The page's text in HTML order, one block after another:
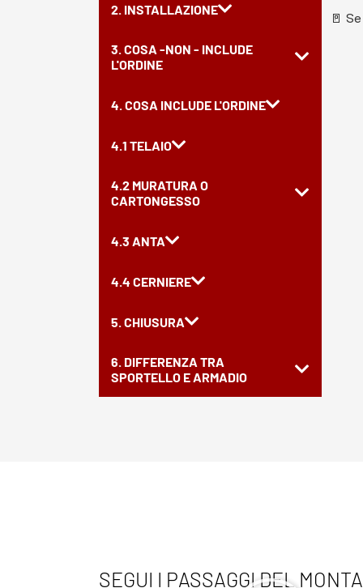
2. INSTALLAZIONE
3. COSA -NON - INCLUDE
L'ORDINE
4. COSA INCLUDE L'ORDINE
4.1 TELAIO
4.2 MURATURA O
CARTONGESSO
4.3 ANTA
4.4 CERNIERE
5. CHIUSURA
6. DIFFERENZA TRA
SPORTELLO E ARMADIO
🚪
SEGUI I PASSAGGI DEL